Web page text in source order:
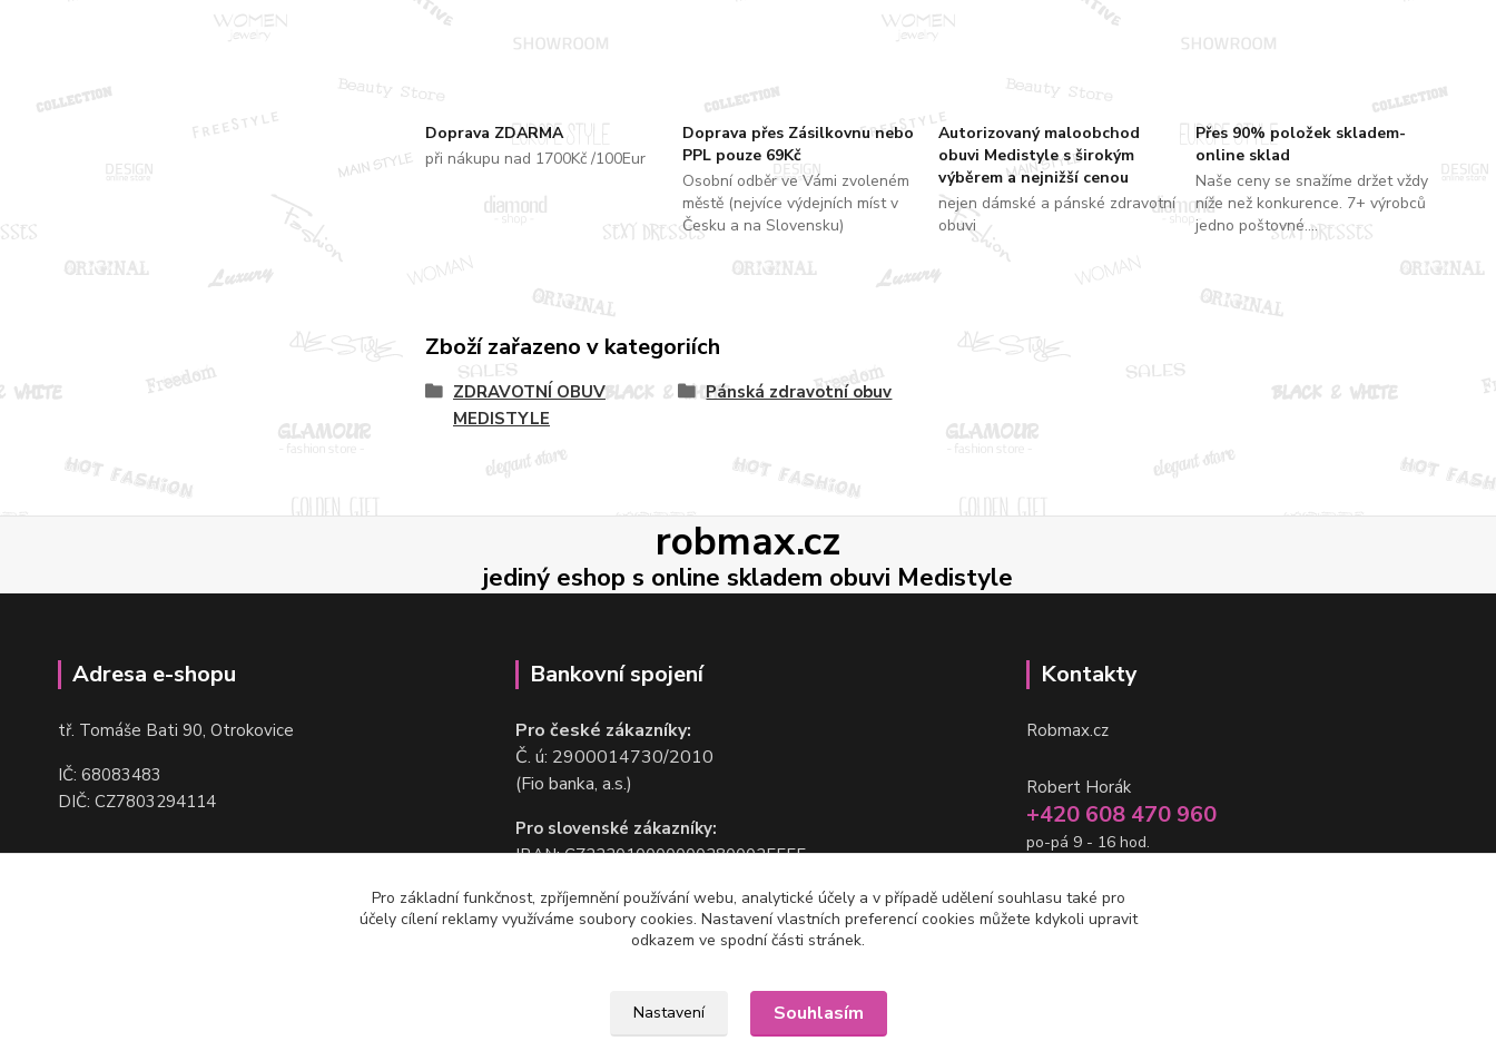
Doprava ZDARMA
při nákupu nad 1700Kč /100Eur
Doprava přes Zásilkovnu nebo
PPL pouze 69Kč
Osobní odběr ve Vámi zvoleném
městě (nejvíce výdejních míst v
Česku a na Slovensku)
Autorizovaný maloobchod
obuvi Medistyle s širokým
výběrem a nejnižší cenou
nejen dámské a pánské zdravotní
obuvi
Přes 90% položek skladem-
online sklad
Naše ceny se snažíme držet vždy
níže než konkurence. 7+ výrobců
jedno poštovné....
Zboží zařazeno v kategoriích
ZDRAVOTNÍ OBUV
MEDISTYLE
Pánská zdravotní obuv
robmax.cz
jediný eshop s online skladem obuvi Medistyle
Adresa e-shopu
tř. Tomáše Bati 90, Otrokovice
IČ: 68083483
DIČ: CZ7803294114
Bankovní spojení
Pro české zákazníky:
Č. ú: 2900014730/2010
(Fio banka, a.s.)
Pro slovenské zákazníky:
IBAN: CZ2220100000002800025555
(Fio banka, a.s.)
Kontakty
Robmax.cz
Robert Horák
+420 608 470 960
po-pá 9 - 16 hod.
info@robmax.cz
Pro základní funkčnost, zpříjemnění používání webu, analytické účely a v případě udělení souhlasu také pro
účely cílení reklamy využíváme soubory cookies. Nastavení vlastních preferencí cookies můžete kdykoli upravit
odkazem ve spodní části stránek.
Nastavení Souhlasím